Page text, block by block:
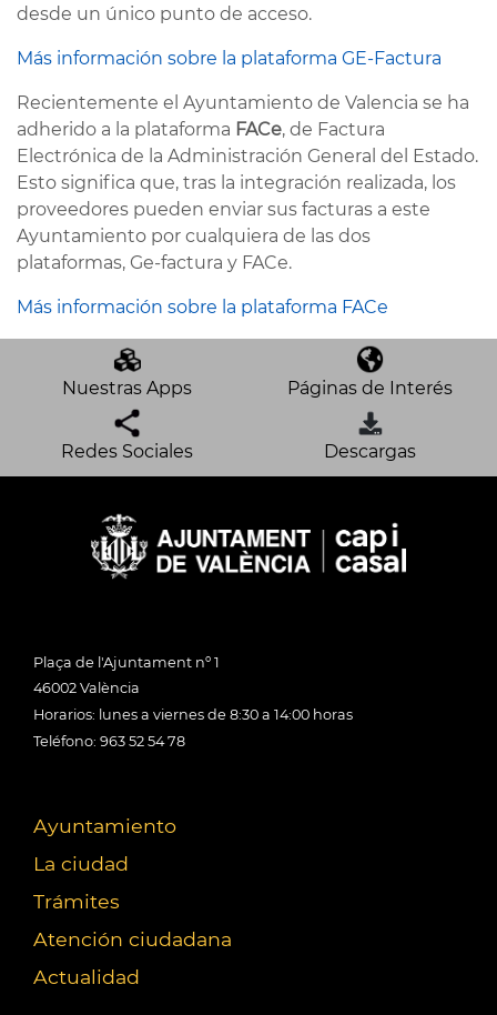
desde un único punto de acceso.
Más información sobre la plataforma GE-Factura
Recientemente el Ayuntamiento de Valencia se ha
adherido a la plataforma FACe, de Factura
Electrónica de la Administración General del Estado.
Esto significa que, tras la integración realizada, los
proveedores pueden enviar sus facturas a este
Ayuntamiento por cualquiera de las dos
plataformas, Ge-factura y FACe.
Más información sobre la plataforma FACe
Nuestras Apps Páginas de Interés
Redes Sociales Descargas
Plaça de l'Ajuntament nº 1
46002 València
Horarios: lunes a viernes de 8:30 a 14:00 horas
Teléfono: 963 52 54 78
Ayuntamiento
La ciudad
Trámites
Atención ciudadana
Actualidad